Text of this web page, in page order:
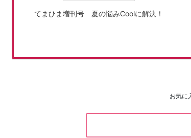
てまひま増刊号 夏の悩みCoolに解決！
お気に